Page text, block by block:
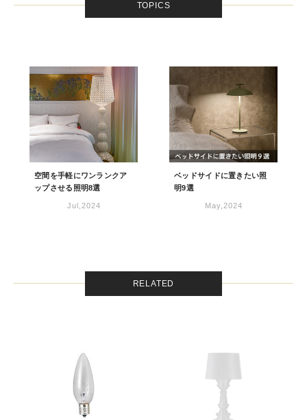
TOPICS
空間を手軽にワンランクア
ップさせる照明8選
Jul,2024
ベッドサイドに置きたい照
明9選
May,2024
RELATED